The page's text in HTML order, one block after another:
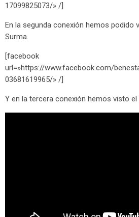
17099825073/» /]
En la segunda conexión hemos podido
Surma.
[facebook
url=»https://www.facebook.com/
03681619965/» /]
Y en la tercera conexión hemos visto el